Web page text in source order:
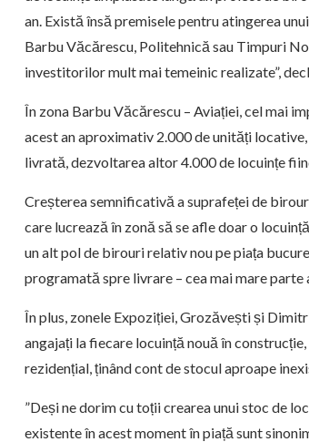
an. Există însă premisele pentru atingerea
Barbu Văcărescu, Politehnică sau Timpuri
investitorilor mult mai temeinic realizate”,
În zona Barbu Văcărescu – Aviației, cel mai
acest an aproximativ 2.000 de unități
livrată, dezvoltarea altor 4.000 de locuințe
Creșterea semnificativă a suprafeței de
care lucrează în zonă să se afle doar o
un alt pol de birouri relativ nou pe piața
programată spre livrare – cea mai mare
În plus, zonele Expoziției, Grozăvești și
angajați la fiecare locuință nouă în
rezidențial, ținând cont de stocul aproape
”Deși ne dorim cu toții crearea unui stoc de
existente în acest moment în piață sunt